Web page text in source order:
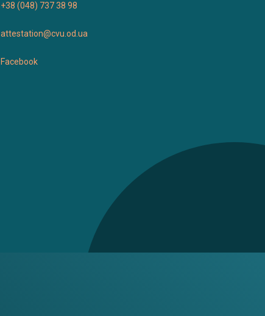
+38 (048) 737 38 98
attestation@cvu.od.ua
Facebook